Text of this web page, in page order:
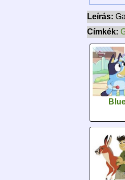
Leírás:
Címkék: